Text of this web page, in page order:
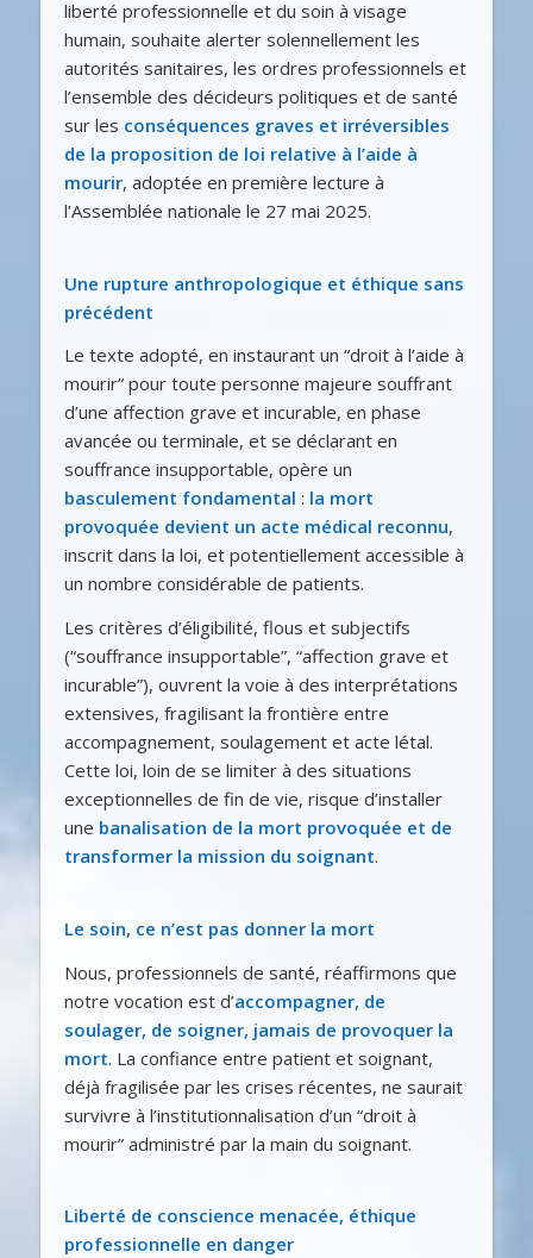
liberté professionnelle et du soin à visage
humain, souhaite alerter solennellement les
autorités sanitaires, les ordres professionnels et
l’ensemble des décideurs politiques et de santé
sur les conséquences graves et irréversibles
de la proposition de loi relative à l’aide à
mourir, adoptée en première lecture à
l’Assemblée nationale le 27 mai 2025.
Une rupture anthropologique et éthique sans
précédent
Le texte adopté, en instaurant un “droit à l’aide à
mourir” pour toute personne majeure souffrant
d’une affection grave et incurable, en phase
avancée ou terminale, et se déclarant en
souffrance insupportable, opère un
basculement fondamental : la mort
provoquée devient un acte médical reconnu,
inscrit dans la loi, et potentiellement accessible à
un nombre considérable de patients.
Les critères d’éligibilité, flous et subjectifs
(“souffrance insupportable”, “affection grave et
incurable”), ouvrent la voie à des interprétations
extensives, fragilisant la frontière entre
accompagnement, soulagement et acte létal.
Cette loi, loin de se limiter à des situations
exceptionnelles de fin de vie, risque d’installer
une banalisation de la mort provoquée et de
transformer la mission du soignant.
Le soin, ce n’est pas donner la mort
Nous, professionnels de santé, réaffirmons que
notre vocation est d’accompagner, de
soulager, de soigner, jamais de provoquer la
mort. La confiance entre patient et soignant,
déjà fragilisée par les crises récentes, ne saurait
survivre à l’institutionnalisation d’un “droit à
mourir” administré par la main du soignant.
Liberté de conscience menacée, éthique
professionnelle en danger